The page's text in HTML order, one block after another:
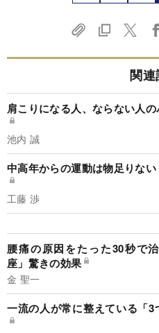
関連
肩こりになる人、ならない人
池内 誠
中高年からの運動は物足りな
工藤 渉
腰痛の原因をたった30秒で
座」驚きの効果
金 聖一
一流の人が常に整えている「3